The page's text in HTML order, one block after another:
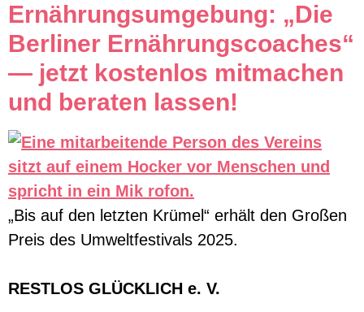
Ernährungsumgebung: „Die
Berliner Ernährungscoaches“
— jetzt kostenlos mitmachen
und beraten lassen!
„Bis auf den letzten Krümel“ erhält den Großen
Preis des Umweltfestivals 2025.
RESTLOS GLÜCKLICH e. V.